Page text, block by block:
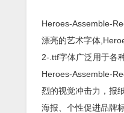
Heroes-Assemble-
漂亮的艺术字体
2-.ttf字体广泛用于各
Heroes-Assemble-
烈的视觉冲击力，报
海报、个性促进品牌